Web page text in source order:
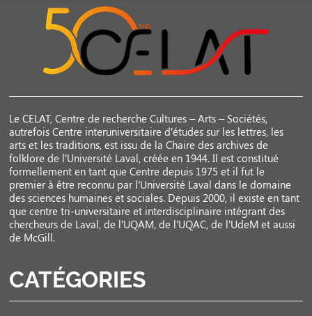
Le CELAT, Centre de recherche Cultures – Arts – Sociétés,
autrefois Centre interuniversitaire d’études sur les lettres, les
arts et les traditions, est issu de la Chaire des archives de
folklore de l’Université Laval, créée en 1944. Il est constitué
formellement en tant que Centre depuis 1975 et il fut le
premier à être reconnu par l’Université Laval dans le domaine
des sciences humaines et sociales. Depuis 2000, il existe en tant
que centre tri-universitaire et interdisciplinaire intégrant des
chercheurs de Laval, de l’UQAM, de l’UQAC, de l’UdeM et aussi
de McGill.
CATÉGORIES